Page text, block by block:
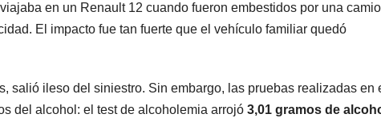
en un Renault 12 cuando fueron embestidos por una
El impacto fue tan fuerte que el vehículo familiar quedó
salió ileso del siniestro. Sin embargo, las pruebas realizadas en
del alcohol: el test de alcoholemia arrojó 3,01 gramos de